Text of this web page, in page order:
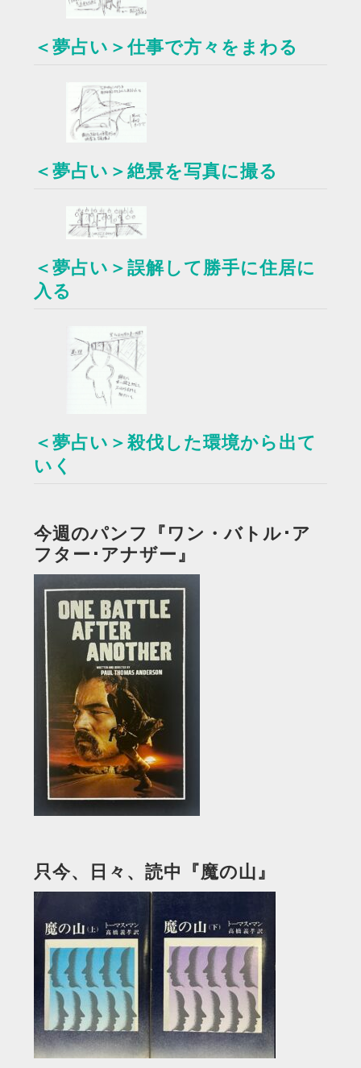
＜夢占い＞仕事で方々をまわる
＜夢占い＞絶景を写真に撮る
＜夢占い＞誤解して勝手に住居に
入る
＜夢占い＞殺伐した環境から出て
いく
今週のパンフ『ワン・バトル･ア
フター･アナザー』
只今、日々、読中『魔の山』